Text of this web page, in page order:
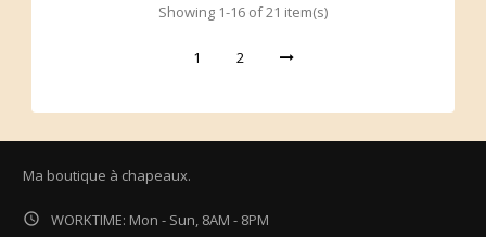
Showing 1-16 of 21 item(s)
1 2
Ma boutique à chapeaux.
 WORKTIME: Mon - Sun, 8AM - 8PM